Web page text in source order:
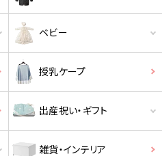
ベビー
授乳ケープ
出産祝い・ギフト
雑貨・インテリア